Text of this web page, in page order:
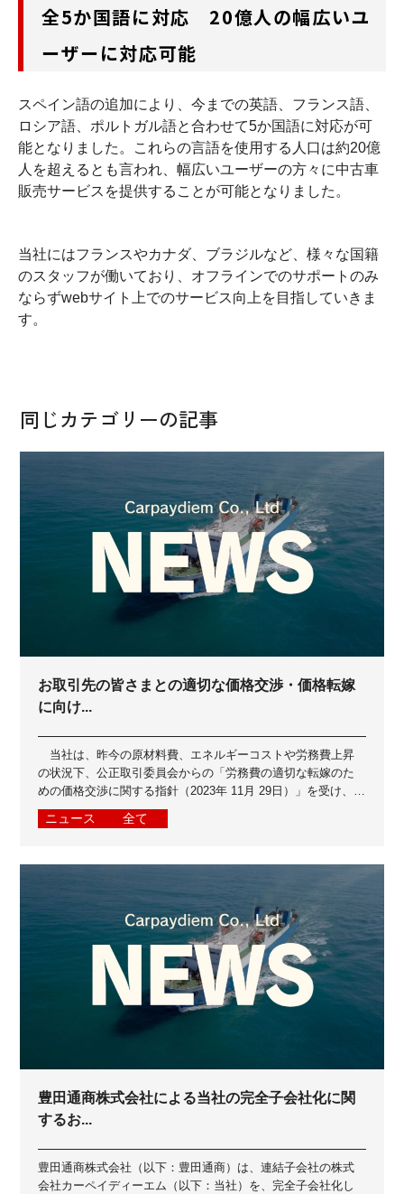
全5か国語に対応 20億人の幅広いユ
ーザーに対応可能
スペイン語の追加により、今までの英語、フランス語、
ロシア語、ポルトガル語と合わせて5か国語に対応が可
能となりました。これらの言語を使用する人口は約20億
人を超えるとも言われ、幅広いユーザーの方々に中古車
販売サービスを提供することが可能となりました。
当社にはフランスやカナダ、ブラジルなど、様々な国籍
のスタッフが働いており、オフラインでのサポートのみ
ならずwebサイト上でのサービス向上を目指していきま
す。
同じカテゴリーの記事
お取引先の皆さまとの適切な価格交渉・価格転嫁
に向け...
当社は、昨今の原材料費、エネルギーコストや労務費上昇
の状況下、公正取引委員会からの「労務費の適切な転嫁のた
めの価格交渉に関する指針（2023年 11月 29日）」を受け、お
取引先の皆さまとよりよいパ...
ニュース 全て
豊田通商株式会社による当社の完全子会社化に関
するお...
豊田通商株式会社（以下：豊田通商）は、連結子会社の株式
会社カーペイディーエム（以下：当社）を、完全子会社化し